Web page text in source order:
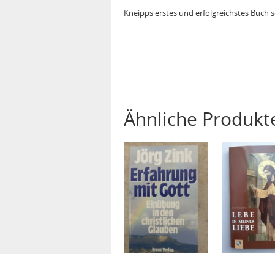
Kneipps erstes und erfolgreichstes Buch
Ähnliche